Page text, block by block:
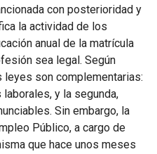
con posterioridad y
la actividad de los
anual de la matrícula
sea legal. Según
son complementarias:
y la segunda,
Sin embargo, la
Público, a cargo de
que hace unos meses